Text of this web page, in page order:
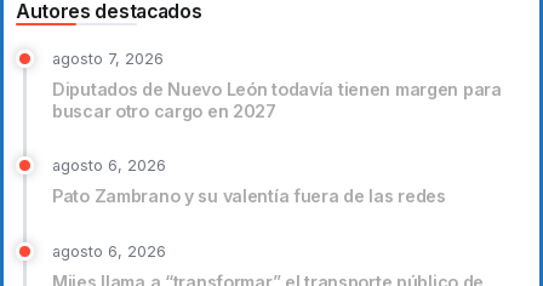
Autores destacados
agosto 7, 2026
Diputados de Nuevo León todavía tienen margen para
buscar otro cargo en 2027
agosto 6, 2026
Pato Zambrano y su valentía fuera de las redes
agosto 6, 2026
Mijes llama a “transformar” el transporte público de